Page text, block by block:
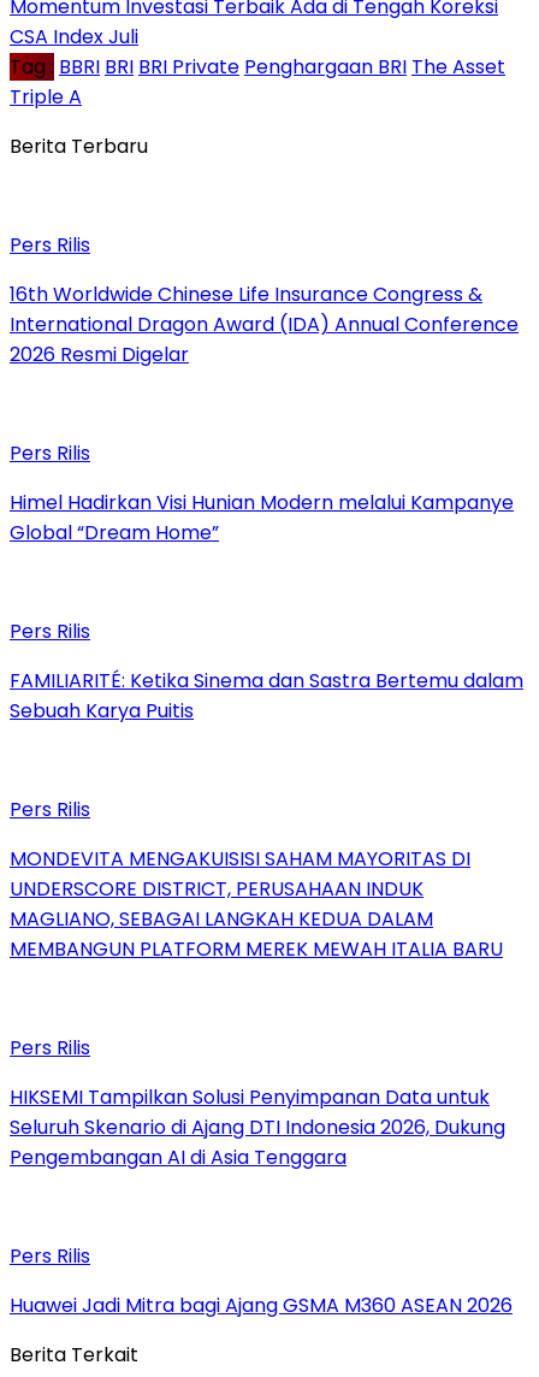
Momentum Investasi Terbaik Ada di Tengah Koreksi
CSA Index Juli
Tag : BBRI BRI BRI Private Penghargaan BRI The Asset
Triple A
Berita Terbaru
Pers Rilis
16th Worldwide Chinese Life Insurance Congress &
International Dragon Award (IDA) Annual Conference
2026 Resmi Digelar
Pers Rilis
Himel Hadirkan Visi Hunian Modern melalui Kampanye
Global “Dream Home”
Pers Rilis
FAMILIARITÉ: Ketika Sinema dan Sastra Bertemu dalam
Sebuah Karya Puitis
Pers Rilis
MONDEVITA MENGAKUISISI SAHAM MAYORITAS DI
UNDERSCORE DISTRICT, PERUSAHAAN INDUK
MAGLIANO, SEBAGAI LANGKAH KEDUA DALAM
MEMBANGUN PLATFORM MEREK MEWAH ITALIA BARU
Pers Rilis
HIKSEMI Tampilkan Solusi Penyimpanan Data untuk
Seluruh Skenario di Ajang DTI Indonesia 2026, Dukung
Pengembangan AI di Asia Tenggara
Pers Rilis
Huawei Jadi Mitra bagi Ajang GSMA M360 ASEAN 2026
Berita Terkait